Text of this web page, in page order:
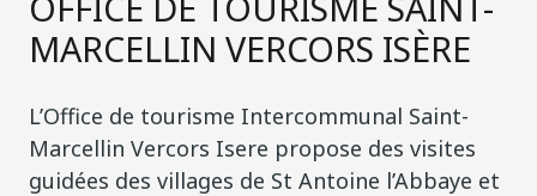
MARCELLIN VERCORS ISÈRE
L’Office de tourisme Intercommunal Saint-
Marcellin Vercors Isere propose des visites
guidées des villages de St Antoine l’Abbaye et